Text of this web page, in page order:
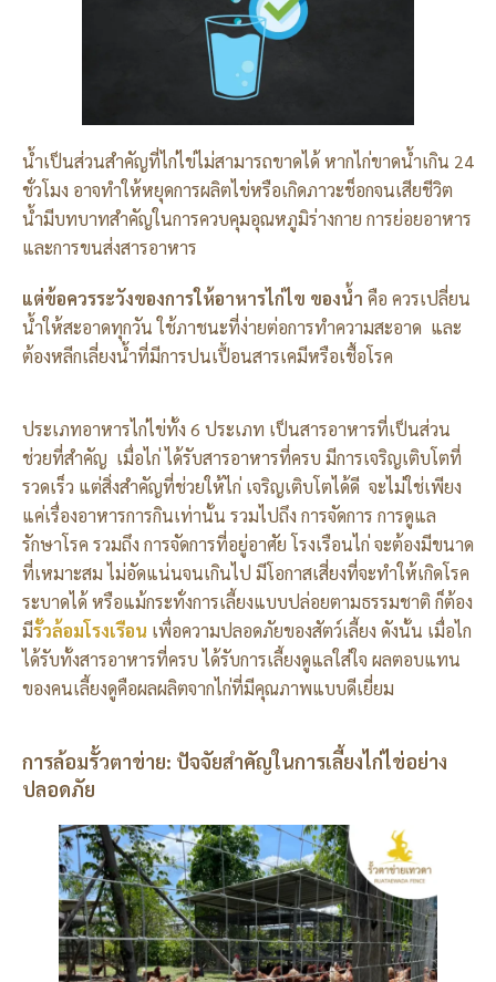
น้ำเป็นส่วนสำคัญที่ไก่ไข่ไม่สามารถขาดได้ หากไก่ขาดน้ำเกิน 24
ชั่วโมง อาจทำให้หยุดการผลิตไข่หรือเกิดภาวะช็อกจนเสียชีวิต
น้ำมีบทบาทสำคัญในการควบคุมอุณหภูมิร่างกาย การย่อยอาหาร
และการขนส่งสารอาหาร
แต่ข้อควรระวังของการให้อาหารไก่ไข ของน้ำ คือ ควรเปลี่ยน
น้ำให้สะอาดทุกวัน ใช้ภาชนะที่ง่ายต่อการทำความสะอาด และ
ต้องหลีกเลี่ยงน้ำที่มีการปนเปื้อนสารเคมีหรือเชื้อโรค
ประเภทอาหารไก่ไข่ทั้ง 6 ประเภท เป็นสารอาหารที่เป็นส่วน
ช่วยที่สำคัญ เมื่อไก่ ได้รับสารอาหารที่ครบ มีการเจริญเติบโตที่
รวดเร็ว แต่สิ่งสำคัญที่ช่วยให้ไก่ เจริญเติบโตได้ดี จะไม่ใช่เพียง
แค่เรื่องอาหารการกินเท่านั้น รวมไปถึง การจัดการ การดูแล
รักษาโรค รวมถึง การจัดการที่อยู่อาศัย โรงเรือนไก่ จะต้องมีขนาด
ที่เหมาะสม ไม่อัดแน่นจนเกินไป มีโอกาสเสี่ยงที่จะทำให้เกิดโรค
ระบาดได้ หรือแม้กระทั่งการเลี้ยงแบบปล่อยตามธรรมชาติ ก็ต้อง
มีรั้วล้อมโรงเรือน เพื่อความปลอดภัยของสัตว์เลี้ยง ดังนั้น เมื่อไก
ได้รับทั้งสารอาหารที่ครบ ได้รับการเลี้ยงดูแลใส่ใจ ผลตอบแทน
ของคนเลี้ยงดูคือผลผลิตจากไก่ที่มีคุณภาพแบบดีเยี่ยม
การล้อมรั้วตาข่าย: ปัจจัยสำคัญในการเลี้ยงไก่ไข่อย่าง
ปลอดภัย